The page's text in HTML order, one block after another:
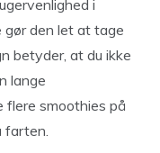
i
gør den let at tage
betyder, at du ikke
lange
flere smoothies på
farten.